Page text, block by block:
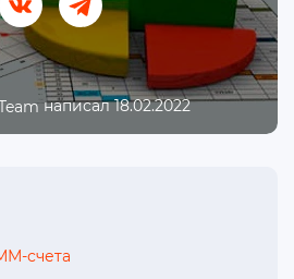
написал 18.02.2022
счета